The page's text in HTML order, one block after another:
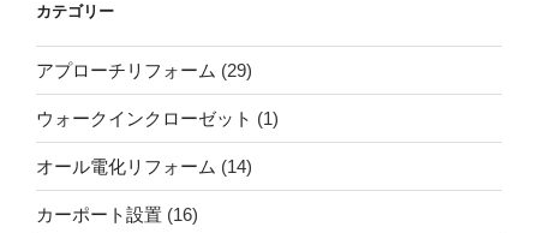
カテゴリー
アプローチリフォーム (29)
ウォークインクローゼット (1)
オール電化リフォーム (14)
カーポート設置 (16)